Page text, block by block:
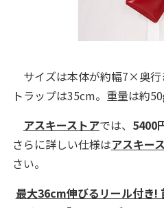
サイズは本体が約幅7×奥
トラップは35cm。重量は約
アスキーストアでは、 5400
さらに詳しい仕様はアスキー
さい。
最大36cm伸びるリール付き!